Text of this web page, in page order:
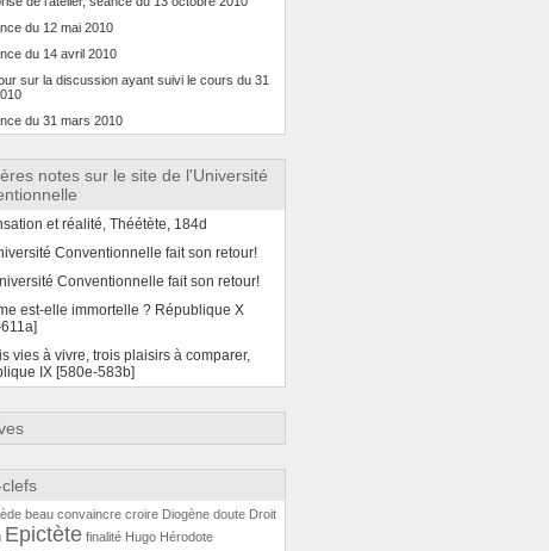
du 12 mai 2010
du 14 avril 2010
sur la discussion ayant suivi le cours du 31
du 31 mars 2010
notes sur le site de l'Université
et réalité, Théétète, 184d
Conventionnelle fait son retour!
Conventionnelle fait son retour!
est-elle immortelle ? République X
vies à vivre, trois plaisirs à comparer,
IX [580e-583b]
beau convaincre croire Diogène doute Droit
Epictète finalité Hugo Hérodote